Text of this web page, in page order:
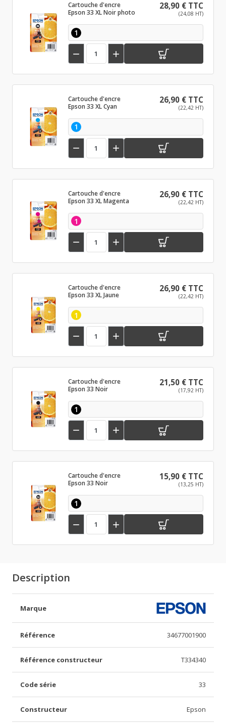
Cartouche d'encre
Epson 33 XL Noir photo
28,90 € TTC
(24,08 HT)
1
 
Cartouche d'encre
Epson 33 XL Cyan
26,90 € TTC
(22,42 HT)
1
 
Cartouche d'encre
Epson 33 XL Magenta
26,90 € TTC
(22,42 HT)
1
 
Cartouche d'encre
Epson 33 XL Jaune
26,90 € TTC
(22,42 HT)
1
 
Cartouche d'encre
Epson 33 Noir
21,50 € TTC
(17,92 HT)
1
 
Cartouche d'encre
Epson 33 Noir
15,90 € TTC
(13,25 HT)
1
 
Description
Marque
Référence 34677001900
Référence constructeur T334340
Code série 33
Constructeur Epson